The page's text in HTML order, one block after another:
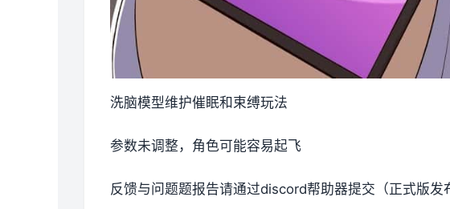
洗脑模型维护催眠和束缚玩法
参数未调整，角色可能容易起飞
反馈与问题题报告请通过discord帮助器提交（正式版发